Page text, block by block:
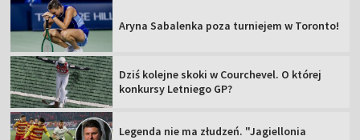
Aryna Sabalenka poza turniejem w Toronto!
Dziś kolejne skoki w Courchevel. O której
konkursy Letniego GP?
Legenda nie ma złudzeń. "Jagiellonia